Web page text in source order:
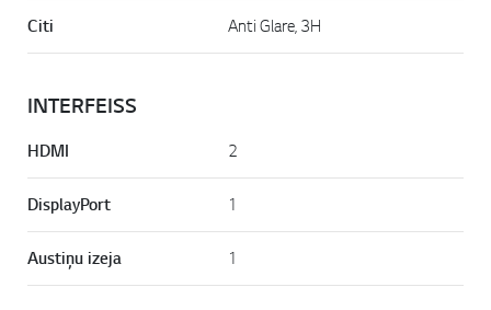
Citi Anti Glare, 3H
INTERFEISS
HDMI 2
DisplayPort 1
Austiņu izeja 1